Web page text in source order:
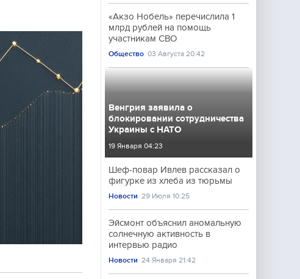
«Акзо Нобель» перечислила 1
млрд рублей на помощь
участникам СВО
Общество 03 Августа 20:42
Венгрия заявила о
блокировании сотрудничества
Украины с НАТО
19 Января 04:23
Шеф-повар Ивлев рассказал о
фигурке из хлеба из тюрьмы
Новости 29 Июля 10:25
Эйсмонт объяснил аномальную
солнечную активность в
интервью радио
Новости 24 Января 21:42